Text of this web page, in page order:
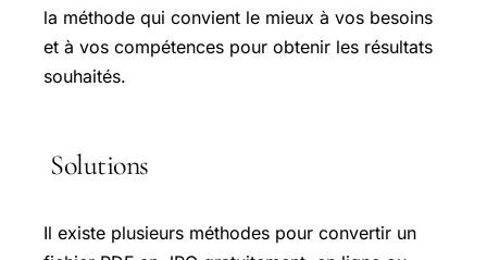
la méthode qui convient le mieux à vos besoins
et à vos compétences pour obtenir les résultats
souhaités.
Solutions
Il existe plusieurs méthodes pour convertir un